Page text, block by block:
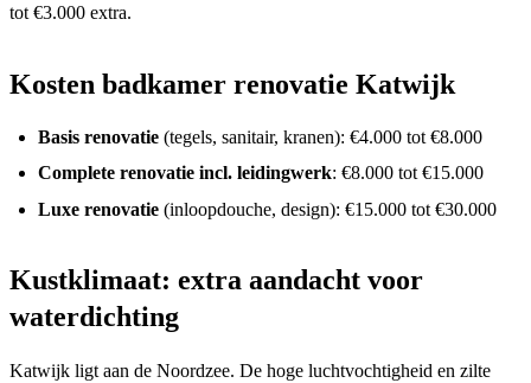
tot €3.000 extra.
Kosten badkamer renovatie Katwijk
Basis renovatie (tegels, sanitair, kranen): €4.000 tot €8.000
Complete renovatie incl. leidingwerk: €8.000 tot €15.000
Luxe renovatie (inloopdouche, design): €15.000 tot €30.000
Kustklimaat: extra aandacht voor
waterdichting
Katwijk ligt aan de Noordzee. De hoge luchtvochtigheid en zilte